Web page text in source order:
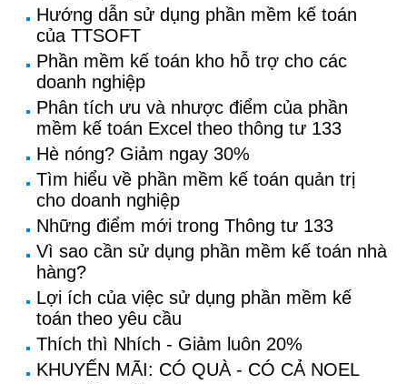
Hướng dẫn sử dụng phần mềm kế toán
của TTSOFT
Phần mềm kế toán kho hỗ trợ cho các
doanh nghiệp
Phân tích ưu và nhược điểm của phần
mềm kế toán Excel theo thông tư 133
Hè nóng? Giảm ngay 30%
Tìm hiểu về phần mềm kế toán quản trị
cho doanh nghiệp
Những điểm mới trong Thông tư 133
Vì sao cần sử dụng phần mềm kế toán nhà
hàng?
Lợi ích của việc sử dụng phần mềm kế
toán theo yêu cầu
Thích thì Nhích - Giảm luôn 20%
KHUYẾN MÃI: CÓ QUÀ - CÓ CẢ NOEL